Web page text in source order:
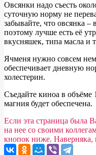
Овсянки надо съесть
суточную норму не
забывайте, что овсянка
поэтому лучше есть её
вкусняшек, типа масла и
Ячменя нужно совсем
обеспечивает дневную
холестерин.
Съедайте киноа в объёме
магния будет обеспечена.
Если эта страница была
на нее со своими
кнопок ниже. Наверняка,